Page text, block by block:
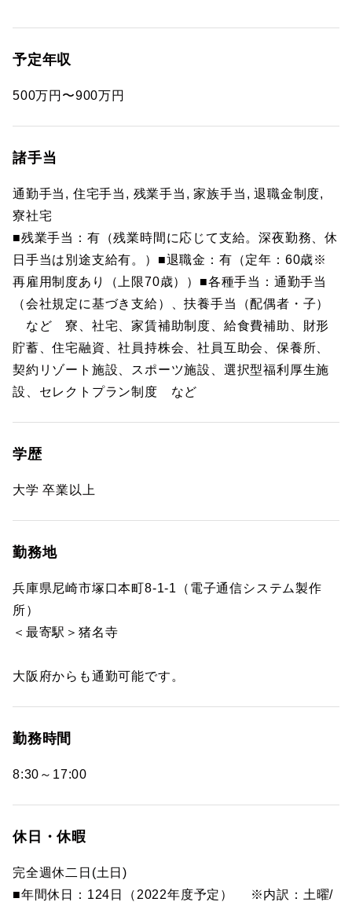
予定年収
500万円〜900万円
諸手当
通勤手当, 住宅手当, 残業手当, 家族手当, 退職金制度,
寮社宅
■残業手当：有（残業時間に応じて支給。深夜勤務、休
日手当は別途支給有。）■退職金：有（定年：60歳※
再雇用制度あり（上限70歳））■各種手当：通勤手当
（会社規定に基づき支給）、扶養手当（配偶者・子）
など 寮、社宅、家賃補助制度、給食費補助、財形
貯蓄、住宅融資、社員持株会、社員互助会、保養所、
契約リゾート施設、スポーツ施設、選択型福利厚生施
設、セレクトプラン制度 など
学歴
大学 卒業以上
勤務地
兵庫県尼崎市塚口本町8-1-1（電子通信システム製作
所）
＜最寄駅＞猪名寺
大阪府からも通勤可能です。
勤務時間
8:30～17:00
休日・休暇
完全週休二日(土日)
■年間休日：124日（2022年度予定） ※内訳：土曜/